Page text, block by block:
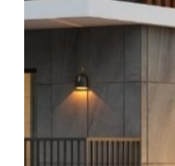
Mimari Açıdan Kullanışlı
Şık Göz Alıcı ve
Projemizde İç
Kullanışlı Bir Mutfak
Ünitesi de
Çift Cephesi Yol Olan
Olmasının Yanı Sıra Her